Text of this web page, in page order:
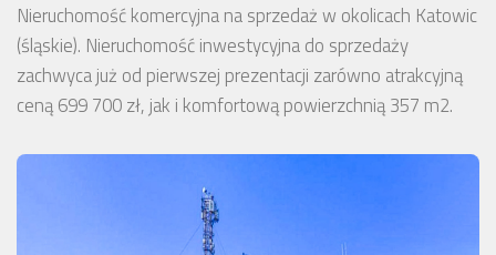
Nieruchomość komercyjna na sprzedaż w okolicach Katowic
(śląskie). Nieruchomość inwestycyjna do sprzedaży
zachwyca już od pierwszej prezentacji zarówno atrakcyjną
ceną 699 700 zł, jak i komfortową powierzchnią 357 m2.